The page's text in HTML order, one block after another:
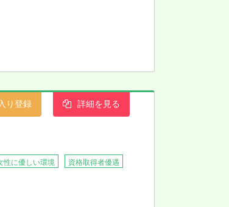
研修会を通じて、全スタッフに
です。
り登録 詳細を見る
性に優しい環境
資格取得者優遇